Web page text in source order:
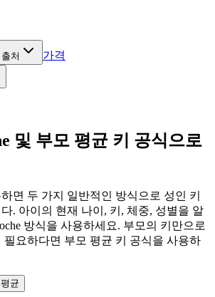
출처 가격
및 부모 평균 키 공식으로
면 두 가지 일반적인 방식으로 성인 키
. 아이의 현재 나이, 키, 체중, 성별을 알
방식을 사용하세요. 부모의 키만으로
필요하다면 부모 평균 키 공식을 사용하
균